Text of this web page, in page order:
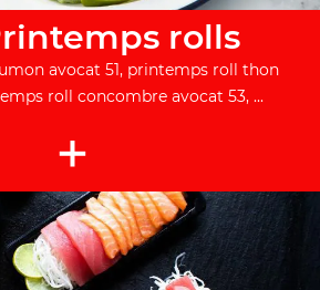
rolls
avocat 51, printemps roll thon
roll concombre avocat 53, ...
+